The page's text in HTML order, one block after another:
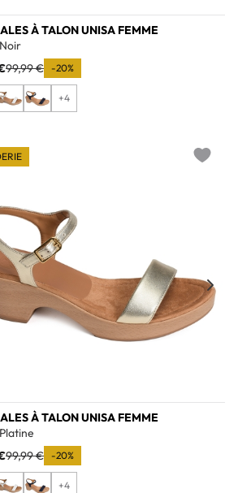
À TALON UNISA FEMME
99,99 € -20%
+4
À TALON UNISA FEMME
99,99 € -20%
+4